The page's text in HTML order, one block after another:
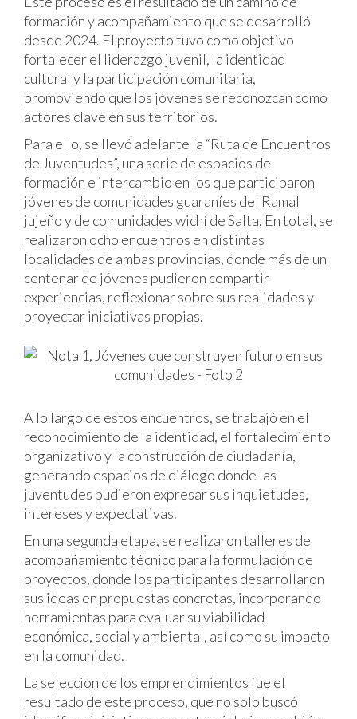
formación y acompañamiento que se desarrolló
desde 2024. El proyecto tuvo como objetivo
fortalecer el liderazgo juvenil, la identidad
cultural y la participación comunitaria,
promoviendo que los jóvenes se reconozcan como
actores clave en sus territorios.
Para ello, se llevó adelante la “Ruta de Encuentros
de Juventudes”, una serie de espacios de
formación e intercambio en los que participaron
jóvenes de comunidades guaraníes del Ramal
jujeño y de comunidades wichí de Salta. En total, se
realizaron ocho encuentros en distintas
localidades de ambas provincias, donde más de un
centenar de jóvenes pudieron compartir
experiencias, reflexionar sobre sus realidades y
proyectar iniciativas propias.
A lo largo de estos encuentros, se trabajó en el
reconocimiento de la identidad, el fortalecimiento
organizativo y la construcción de ciudadanía,
generando espacios de diálogo donde las
juventudes pudieron expresar sus inquietudes,
intereses y expectativas.
En una segunda etapa, se realizaron talleres de
acompañamiento técnico para la formulación de
proyectos, donde los participantes desarrollaron
sus ideas en propuestas concretas, incorporando
herramientas para evaluar su viabilidad
económica, social y ambiental, así como su impacto
en la comunidad.
La selección de los emprendimientos fue el
resultado de este proceso, que no solo buscó